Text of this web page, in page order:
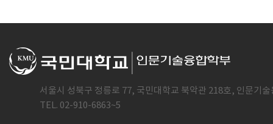
서울시 성북구 정릉로 77, 국민대학교 북악관 218호, 인문기
TEL. 02-910-6863~5